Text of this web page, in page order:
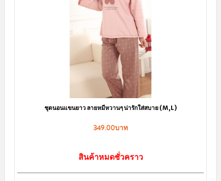
ชุดนอนแขนยาว ลายหมีหวานๆ น่ารักใส่สบาย (M,L)
349.00บาท
สินค้าหมดชั่วคราว